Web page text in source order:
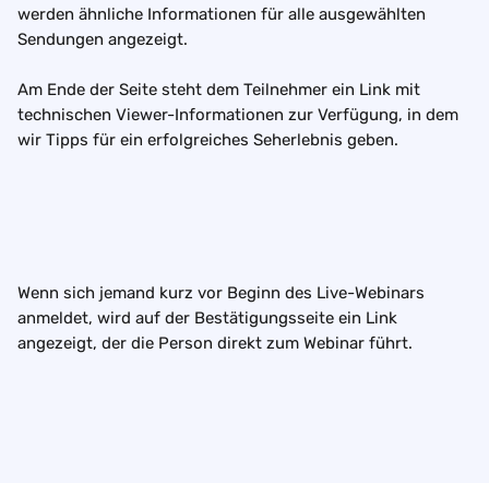
werden ähnliche Informationen für alle ausgewählten
Sendungen angezeigt.
Am Ende der Seite steht dem Teilnehmer ein Link mit
technischen Viewer-Informationen zur Verfügung, in dem
wir Tipps für ein erfolgreiches Seherlebnis geben.
Wenn sich jemand kurz vor Beginn des Live-Webinars
anmeldet, wird auf der Bestätigungsseite ein Link
angezeigt, der die Person direkt zum Webinar führt.